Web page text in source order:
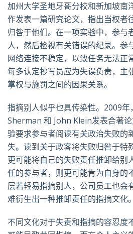
加州大学圣地牙哥分校和新加坡南
作发表一篇研究论文，指出当权者
归咎于他们。在一项实验中，参与
人，然后检视有关错误的纪录。参
网络连接不稳定，以致任务无法正
每多认定抄写员应为失误负责，主
掌权与施罚之间的因果关系。
指摘别人似乎也具传染性。 2009年
Sherman 和 John Klein发表合著
验要求参与者阅读有关政治失败的
失。读到关于政客将失败归咎于特
更可能将自己的失败责任推卸给别
任的参与者，则更可能肯为自身的
层若轻易指摘别人，公司员工也会
难衍生出一种推卸责任的指摘文化。
不同文化对于失责和指摘的容忍度